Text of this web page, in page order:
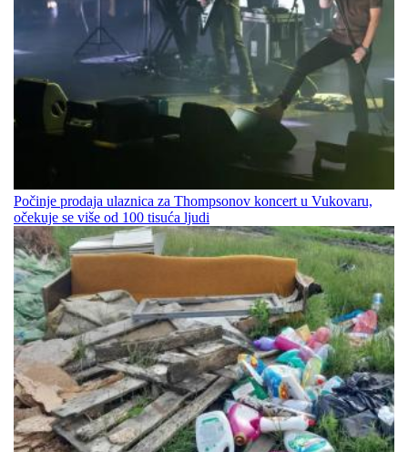
Počinje prodaja ulaznica za Thompsonov koncert u Vukovaru,
očekuje se više od 100 tisuća ljudi